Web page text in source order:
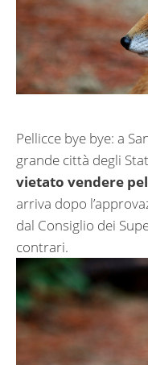
Pellicce bye bye: a
grande città degli
vietato vendere
arriva dopo
dal Consiglio dei
contrari.